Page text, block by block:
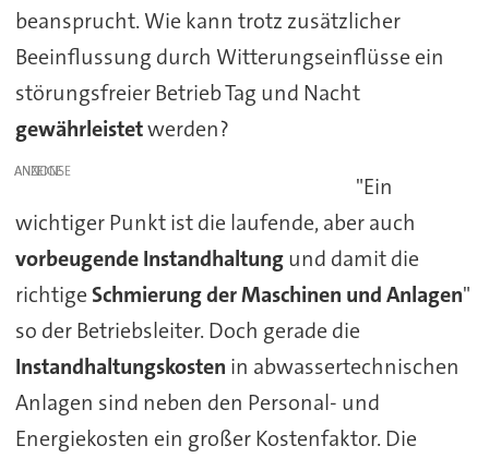
beansprucht. Wie kann trotz zusätzlicher
Beeinflussung durch Witterungseinflüsse ein
störungsfreier Betrieb Tag und Nacht
gewährleistetwerden?
ANZEIGE
"Ein
wichtiger Punkt ist die laufende, aber auch
vorbeugende Instandhaltungund damit die
richtigeSchmierung der Maschinen und Anlagen"
so der Betriebsleiter. Doch gerade die
Instandhaltungskosten in abwassertechnischen
Anlagen sind neben den Personal- und
Energiekosten ein großer Kostenfaktor. Die